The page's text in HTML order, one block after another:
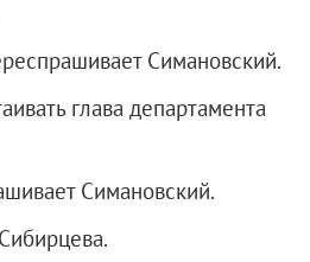
Симановский.
глава департамента
Симановский.